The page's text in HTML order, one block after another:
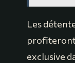
Les
profiteront
exclusive